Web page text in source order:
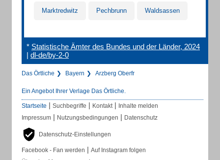
Marktredwitz Pechbrunn Waldsassen
* Statistische Ämter des Bundes und der Länder, 2024
| dl-de/by-2-0
Das Örtliche Bayern Arzberg Oberfr
Ein Angebot Ihrer Verlage Das Örtliche.
Startseite | Suchbegriffe | Kontakt | Inhalte melden
Impressum | Nutzungsbedingungen | Datenschutz
Datenschutz-Einstellungen
Facebook - Fan werden | Auf Instagram folgen